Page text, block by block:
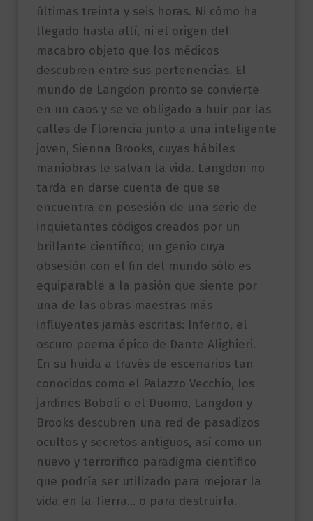
últimas treinta y seis horas. Ni cómo ha
llegado hasta allí, ni el origen del
macabro objeto que los médicos
descubren entre sus pertenencias. El
mundo de Langdon pronto se convierte
en un caos y se ve obligado a huir por las
calles de Florencia junto a una inteligente
joven, Sienna Brooks, cuyas hábiles
maniobras le salvan la vida. Langdon no
tarda en darse cuenta de que se
encuentra en posesión de una serie de
inquietantes códigos creados por un
brillante científico; un genio cuya
obsesión con el fin del mundo sólo es
equiparable a la pasión que siente por
una de las obras maestras más
influyentes jamás escritas: Inferno, el
oscuro poema épico de Dante Alighieri.
En su huida a través de escenarios tan
conocidos como el Palazzo Vecchio, los
jardines Boboli o el Duomo, Langdon y
Brooks descubren una red de pasadizos
ocultos y secretos antiguos, así como un
nuevo y terrorífico paradigma científico
que podría ser utilizado para mejorar la
vida en la Tierra… o para destruirla.